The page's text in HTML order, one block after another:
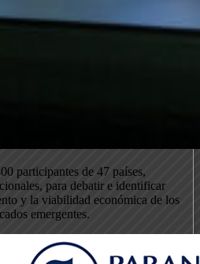
participantes de 47 países,
para debatir e identificar
y la viabilidad económica de los
emergentes.